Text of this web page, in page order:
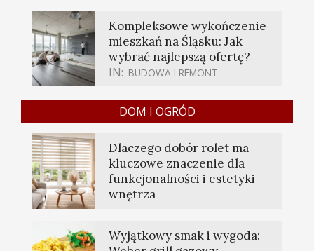
Kompleksowe wykończenie
mieszkań na Śląsku: Jak
wybrać najlepszą ofertę?
IN: BUDOWA I REMONT
DOM I OGRÓD
Dlaczego dobór rolet ma
kluczowe znaczenie dla
funkcjonalności i estetyki
wnętrza
Wyjątkowy smak i wygoda: